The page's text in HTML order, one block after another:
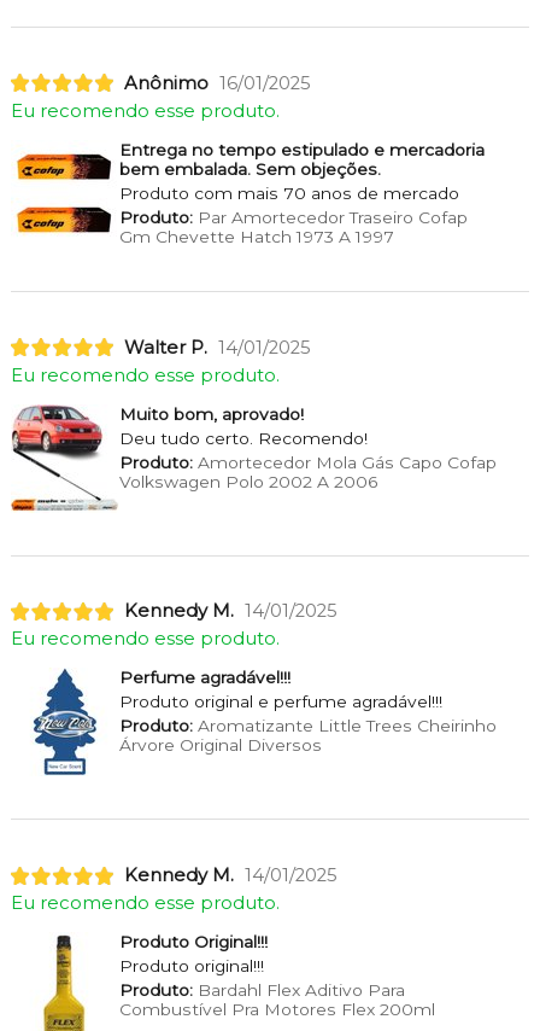
Anônimo 16/01/2025
Eu recomendo esse produto.
Entrega no tempo estipulado e mercadoria
bem embalada. Sem objeções.
Produto com mais 70 anos de mercado
Produto:Par Amortecedor Traseiro Cofap
Gm Chevette Hatch 1973 A 1997
Walter P. 14/01/2025
Eu recomendo esse produto.
Muito bom, aprovado!
Deu tudo certo. Recomendo!
Produto:Amortecedor Mola Gás Capo Cofap
Volkswagen Polo 2002 A 2006
Kennedy M. 14/01/2025
Eu recomendo esse produto.
Perfume agradável!!!
Produto original e perfume agradável!!!
Produto:Aromatizante Little Trees Cheirinho
Árvore Original Diversos
Kennedy M. 14/01/2025
Eu recomendo esse produto.
Produto Original!!!
Produto original!!!
Produto:Bardahl Flex Aditivo Para
Combustível Pra Motores Flex 200ml